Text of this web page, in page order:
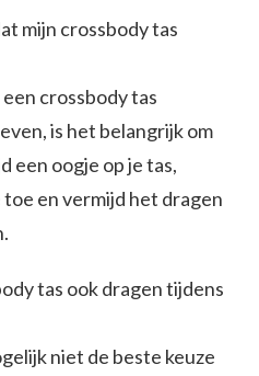
mijn crossbody tas
crossbody tas
is het belangrijk om
een oogje op je tas,
en vermijd het dragen
tas ook dragen tijdens
niet de beste keuze